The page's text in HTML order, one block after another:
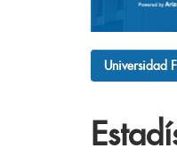
Universidad